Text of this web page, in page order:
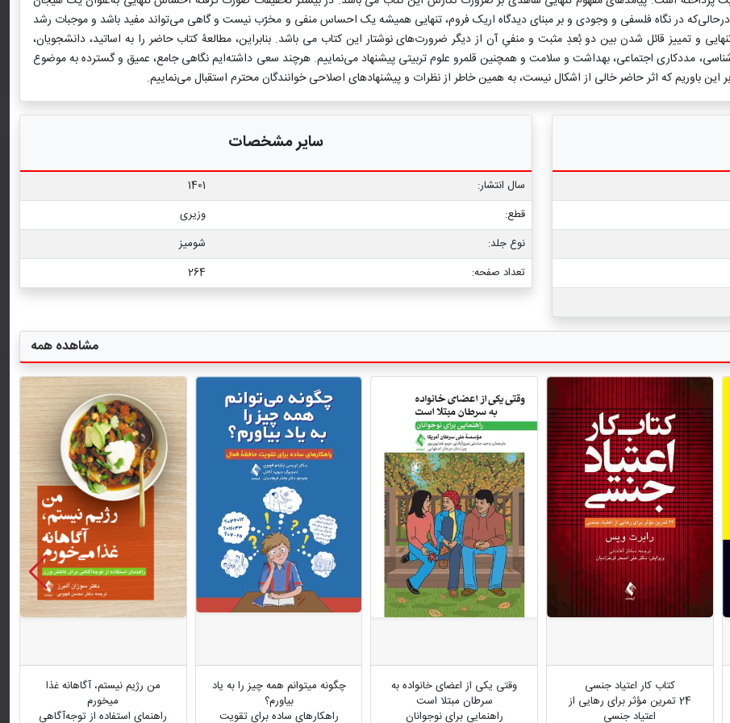
در نگاه فلسفی و وجودی و بر مبنای دیدگاه اریک فروم، تنهایی همیشه یک احساس منفی و مخرّب نیست و گاهی می‌تواند مفید باشد و موجبات رشد
و تمییز قائل شدن بین دو بُعدِ مثبت و منفیِ آن از دیگر ضرورت‌های نوشتار این کتاب می باشد. بنابراین، مطالعۀ کتاب حاضر را به اساتید، دانشجویان،
مددکاری اجتماعی، بهداشت و سلامت و همچنین قلمرو علوم تربیتی پیشنهاد می‌نماییم. هرچند سعی داشته‌ایم نگاهی جامع، عمیق و گسترده به موضوع
باوریم که اثر حاضر خالی از اشکال نیست، به همین خاطر از نظرات و پیشنهادهای اصلاحی خوانندگان محترم استقبال می‌نماییم.
سایر مشخصات
سال انتشار:
1401
قطع:
وزیری
نوع جلد:
شومیز
تعداد صفحه:
264
مشاهده همه
کتاب کار اعتیاد جنسی
24 تمرین مؤثر برای رهایی از
اعتیاد جنسی
وقتی یکی از اعضای خانواده به
سرطان مبتلا است
راهنمایی برای نوجوانان
چگونه میتوانم همه چیز را به یاد
بیاورم؟
راهکارهای ساده برای تقویت
من رژیم نیستم، آگاهانه غذا
میخورم
راهنمای استفاده از توجه‌آگاهی